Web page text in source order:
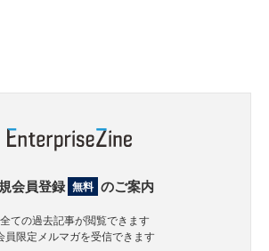
会員登録 無料 のご案内
全ての過去記事が閲覧できます
員限定メルマガを受信できます